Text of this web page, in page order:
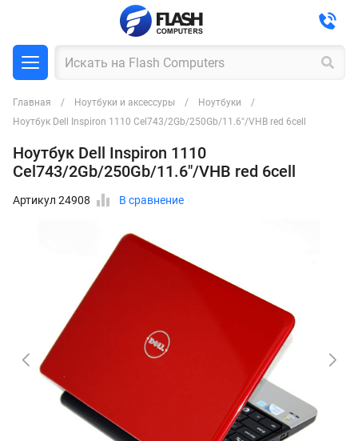
Главная Ноутбуки и аксессуры
Ноутбуки
Ноутбук Dell Inspiron 1110 Cel743/2Gb/250Gb/11.6"/VHB red 6cell
Ноутбук Dell Inspiron 1110
Cel743/2Gb/250Gb/11.6"/VHB red 6cell
Артикул 24908 В сравнение